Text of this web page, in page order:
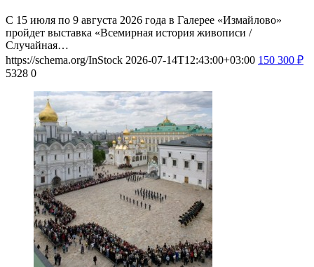
С 15 июля по 9 августа 2026 года в Галерее «Измайлово»
пройдет выставка «Всемирная история живописи /
Случайная…
https://schema.org/InStock 2026-07-14T12:43:00+03:00 150 300 ₽
5328 0